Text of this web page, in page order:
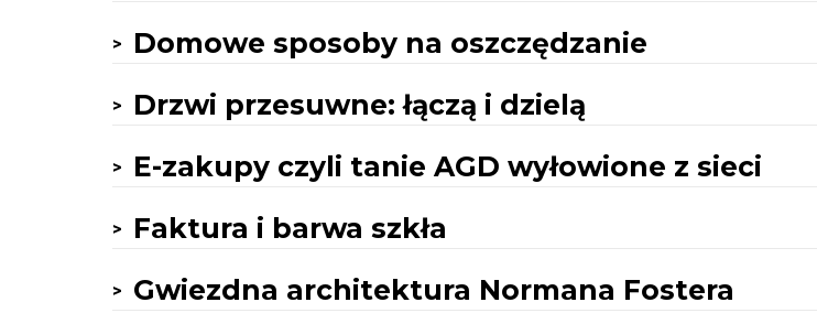
Domowe sposoby na oszczędzanie
Drzwi przesuwne: łączą i dzielą
E-zakupy czyli tanie AGD wyłowione z sieci
Faktura i barwa szkła
Gwiezdna architektura Normana Fostera